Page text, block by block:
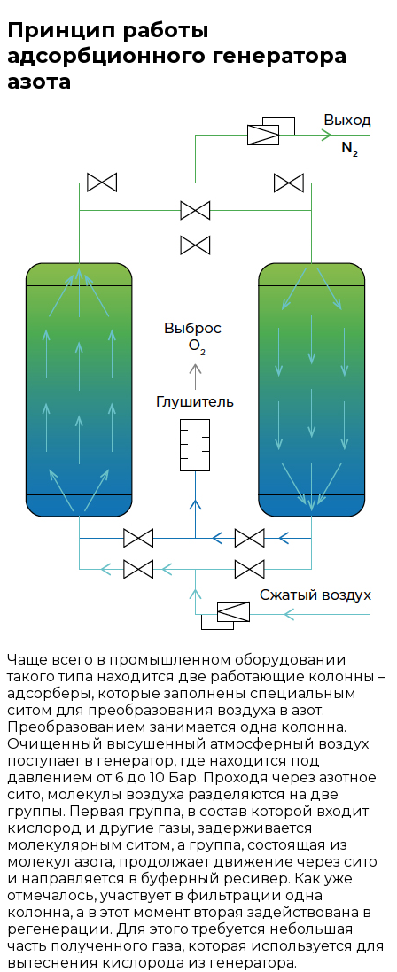
Принцип работы
адсорбционного генератора
азота
Чаще всего в промышленном оборудовании
такого типа находится две работающие колонны –
адсорберы, которые заполнены специальным
ситом для преобразования воздуха в азот.
Преобразованием занимается одна колонна.
Очищенный высушенный атмосферный воздух
поступает в генератор, где находится под
давлением от 6 до 10 Бар. Проходя через азотное
сито, молекулы воздуха разделяются на две
группы. Первая группа, в состав которой входит
кислород и другие газы, задерживается
молекулярным ситом, а группа, состоящая из
молекул азота, продолжает движение через сито
и направляется в буферный ресивер. Как уже
отмечалось, участвует в фильтрации одна
колонна, а в этот момент вторая задействована в
регенерации. Для этого требуется небольшая
часть полученного газа, которая используется для
вытеснения кислорода из генератора.